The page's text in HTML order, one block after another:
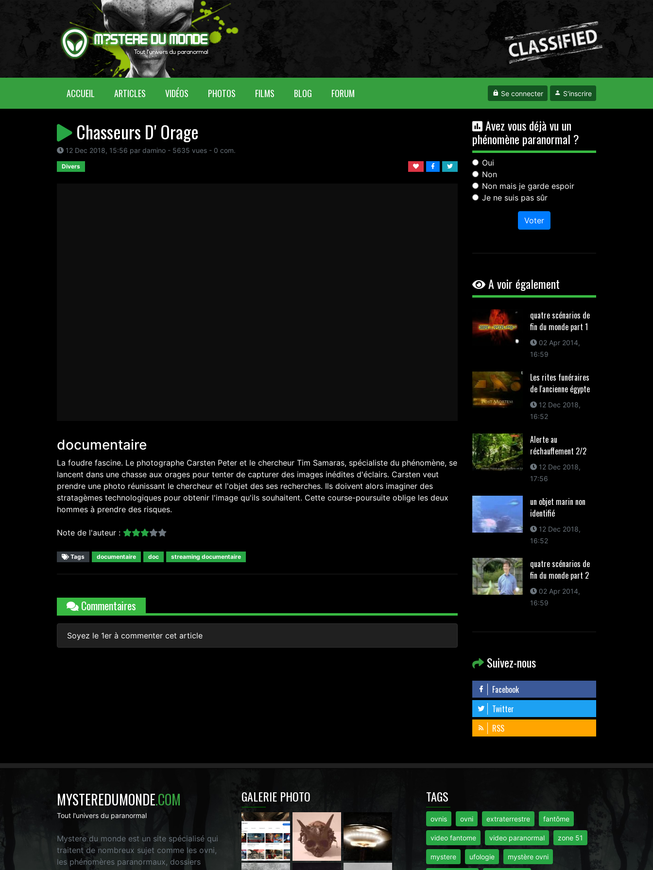
ACCUEIL (CURRENT)ARTICLES VIDÉOS PHOTOS FILMS BLOG FORUM Se connecter S'inscrire
Chasseurs D' Orage
12 Dec 2018, 15:56 par damino - 5635 vues - 0 com.
Divers
documentaire
La foudre fascine. Le photographe Carsten Peter et le chercheur Tim Samaras, spécialiste du phénomène, se
lancent dans une chasse aux orages pour tenter de capturer des images inédites d'éclairs. Carsten veut
prendre une photo réunissant le chercheur et l'objet des ses recherches. Ils doivent alors imaginer des
stratagèmes technologiques pour obtenir l'image qu'ils souhaitent. Cette course-poursuite oblige les deux
hommes à prendre des risques.
Note de l'auteur :
Tags documentaire doc streaming documentaire
Commentaires
Soyez le 1er à commenter cet article
Avez vous déjà vu un
phénomène paranormal ?
Oui
Non
Non mais je garde espoir
Je ne suis pas sûr
Voter
A voir également
quatre scénarios de
fin du monde part 1
02 Apr 2014,
16:59
Les rites funéraires
de l'ancienne égypte
12 Dec 2018,
16:52
Alerte au
réchauffement 2/2
12 Dec 2018,
17:56
un objet marin non
identifié
12 Dec 2018,
16:52
quatre scénarios de
fin du monde part 2
02 Apr 2014,
16:59
Suivez-nous
Facebook
Twitter
RSS
MYSTEREDUMONDE.COM
Tout l'univers du paranormal
Mystere du monde est un site spécialisé qui
traitent de nombreux sujet comme les ovni,
les phénomères paranormaux, dossiers
GALERIE PHOTO TAGS
ovnis ovni extraterrestre fantôme
video fantome video paranormal zone 51
mystere ufologie mystère ovni